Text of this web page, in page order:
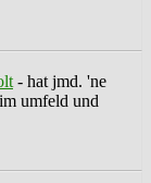
- hat jmd. 'ne
umfeld und